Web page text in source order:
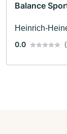
Balance
Heinrich-
0.0